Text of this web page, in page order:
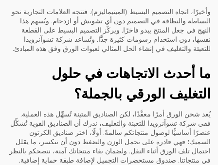
وأخيرًا، اتجاه التصميم البسيط (المينيماليزم). فتتجه العلامات التجارية نحو
البساطة والنظافة في التصميم دون أي تشويش أو ازدحام. ويُسهم هذا
النهج في جعل المنتج يبدو فاخرًا. ويركّز التصميم البسيط على القطعة
نفسها، دون استخدام رسومات كثيرة جدًّا. وتُساعد شركة تشوآنرويدا
للتعبئة والتغليف في إنشاء الحل المثالي لعبوات الورق وفق هذه المبادئ.
ما أحدث الاتجاهات في حلول
التغليف الورقي بالجملة؟
يُعد شحن الورق أمرًا معقَّدًا، لكن الصناديق المتينة تُسهِّل هذه العملية.
ففي شركة تشوآنرويدا للتعبئة والتغليف، ندرك أن الصناديق القوية تُشكِّل
عنصرًا أساسيًّا لوصول منتجاتكم سالمةً. أولًا، اختر صناديق الكرتون
السميك؛ فهي قادرة على تحمل الوزن والضغط دون أن تنكسر، ما يقلل
احتمال تلف الورق أثناء النقل. ولضمان بقاء منتجاتك آمنة، ننصحكم بالنظر
في منتجاتنا. صندوق مستحضرات التجميل لإضافة طبقة حماية إضافية.